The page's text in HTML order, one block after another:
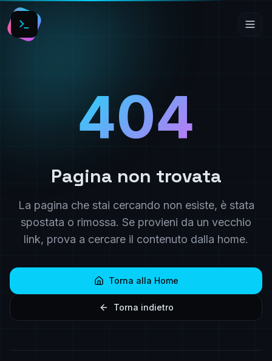
404
Pagina non trovata
La pagina che stai cercando non esiste, è stata
spostata o rimossa. Se provieni da un vecchio
link, prova a cercare il contenuto dalla home.
Torna alla Home
Torna indietro